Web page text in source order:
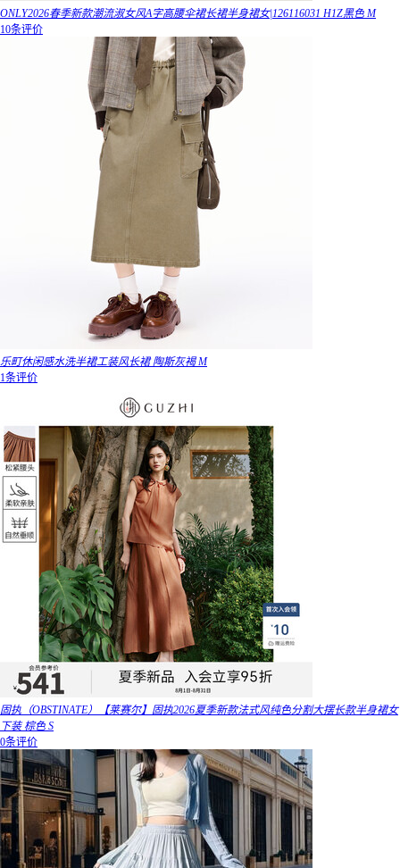
ONLY2026春季新款潮流淑女风A字高腰伞裙长裙半身裙女|126116031 H1Z黑色 M
10条评价
乐町休闲感水洗半裙工装风长裙 陶斯灰褐 M
1条评价
固执（OBSTINATE）【莱赛尔】固执2026夏季新款法式风纯色分割大摆长款半身裙女
下装 棕色 S
0条评价